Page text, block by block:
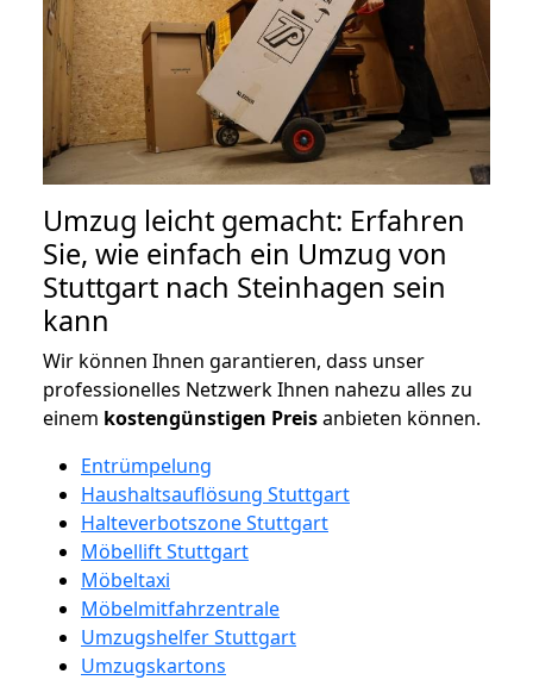
Umzug leicht gemacht: Erfahren
Sie, wie einfach ein Umzug von
Stuttgart nach Steinhagen sein
kann
Wir können Ihnen garantieren, dass unser
professionelles Netzwerk Ihnen nahezu alles zu
einem kostengünstigen Preisanbieten können.
Entrümpelung
Haushaltsauflösung Stuttgart
Halteverbotszone Stuttgart
Möbellift Stuttgart
Möbeltaxi
Möbelmitfahrzentrale
Umzugshelfer Stuttgart
Umzugskartons